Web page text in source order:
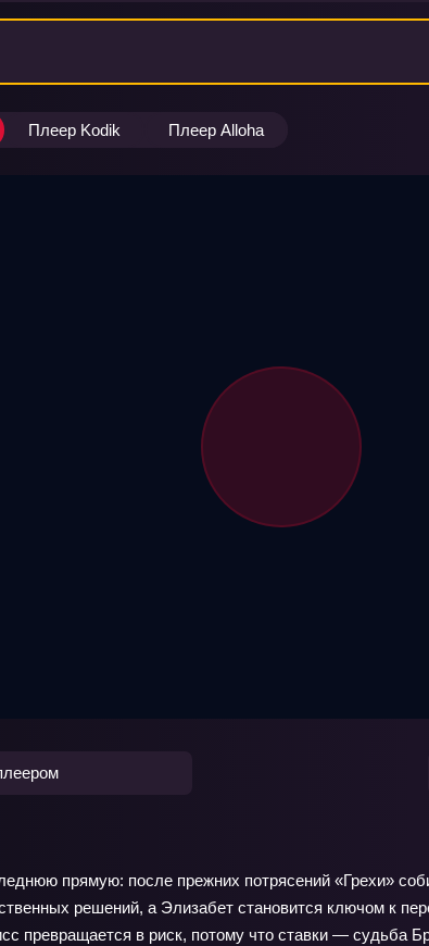
Плеер Kodik Плеер Alloha
прямую: после прежних потрясений «Грехи»
решений, а Элизабет становится ключом к
превращается в риск, потому что ставки — судьба